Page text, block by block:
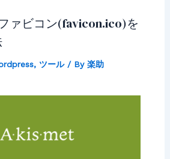
ァビコン(favicon.ico)を
, ツール/ By 楽助